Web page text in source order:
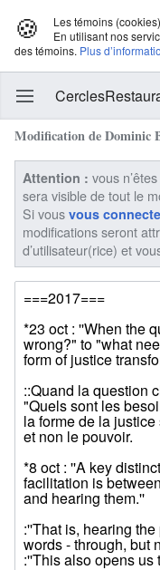
🍪
Les témoins
En utilisant nos
des témoins. Plus
Modification de Dominic
Attention : vous
sera visible de tout le
Si vous vous
modifications seront
d’utilisateur(rice) et